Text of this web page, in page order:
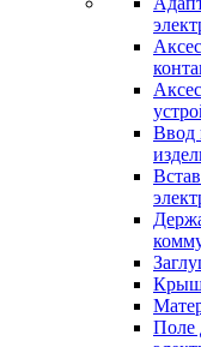
Ввод
Поле